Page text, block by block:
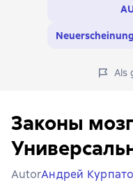
Als
Законы
AutorАндрей